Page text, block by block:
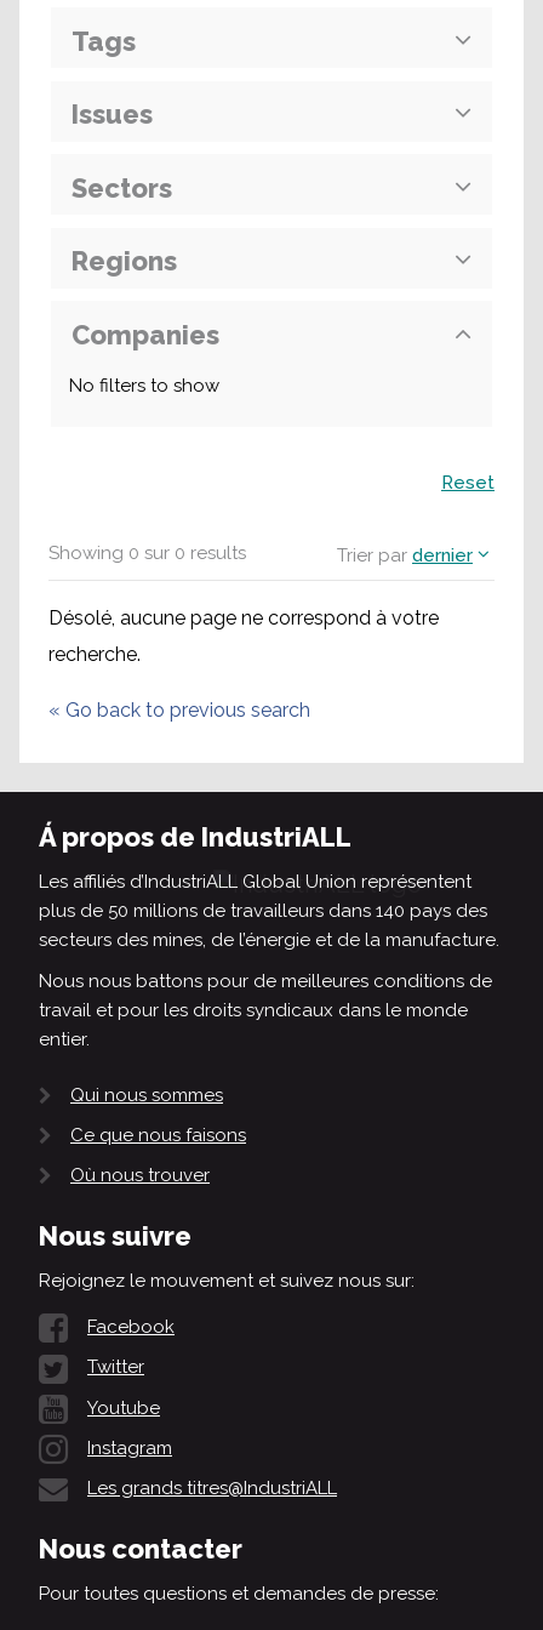
Showing 0 sur 0 results Trier par dernier
Désolé, aucune page ne correspond à votre
recherche.
« Go back to previous search
Tags
Issues
Sectors
Regions
Companies
No filters to show
Reset
Á propos de IndustriALL
Les affiliés d’IndustriALL Global Union représentent
plus de 50 millions de travailleurs dans 140 pays des
secteurs des mines, de l’énergie et de la manufacture.
Nous nous battons pour de meilleures conditions de
travail et pour les droits syndicaux dans le monde
entier.
Qui nous sommes
Ce que nous faisons
Où nous trouver
Nous suivre
Rejoignez le mouvement et suivez nous sur:
Facebook
Twitter
Youtube
Instagram
Les grands titres@IndustriALL
Nous contacter
Pour toutes questions et demandes de presse: